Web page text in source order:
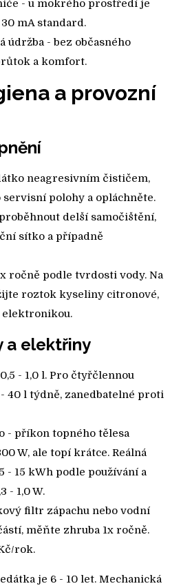
- u mokrého prostředí je
mA standard.
údržba - bez občasného
a komfort.
a provozní
neagresivním čističem,
polohy a opláchněte.
delší samočištění,
sítko a případně
ročně podle tvrdosti vody. Na
roztok kyseliny citronové,
a elektřiny
- 1,0 l. Pro čtyřčlennou
40 l týdně, zanedbatelné proti
- příkon topného tělesa
W, ale topí krátce. Reálná
- 15 kWh podle používání a
- 1,0 W.
filtr zápachu nebo vodní
měňte zhruba 1x ročně.
rok.
je 6 - 10 let. Mechanická